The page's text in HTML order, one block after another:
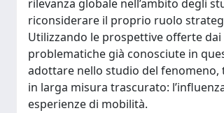
rilevanza globale nell’ambito degli
riconsiderare il proprio ruolo
Utilizzando le prospettive offerte
problematiche già conosciute in
adottare nello studio del
in larga misura trascurato:
esperienze di mobilità.